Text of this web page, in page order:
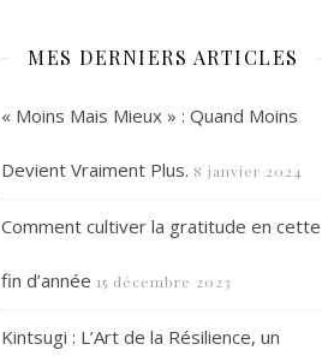
MES DERNIERS ARTICLES
« Moins Mais Mieux » : Quand Moins
Devient Vraiment Plus. 8 janvier 2024
Comment cultiver la gratitude en cette
fin d’année 15 décembre 2023
Kintsugi : L’Art de la Résilience, un